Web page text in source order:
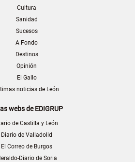
Cultura
Sanidad
Sucesos
A Fondo
Destinos
Opinión
El Gallo
noticias de León
webs de EDIGRUP
de Castilla y León
Diario de Valladolid
El Correo de Burgos
Diario de Soria